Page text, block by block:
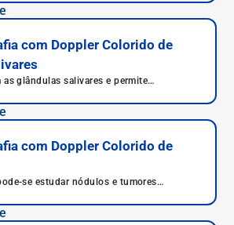
com Doppler Colorido de
as glândulas salivares e permite
e submandibulares.
com Doppler Colorido de
se estudar nódulos e tumores